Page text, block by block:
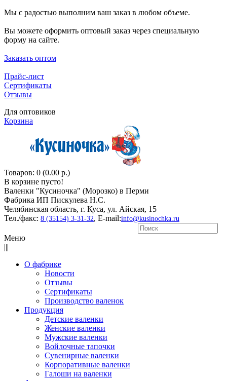
Мы с радостью выполним ваш заказ в любом объеме.
Вы можете оформить оптовый заказ через специальную
форму на сайте.
Заказать оптом
Прайс-лист
Сертификаты
Отзывы
Для оптовиков
Корзина
Товаров: 0 (0.00 р.)
В корзине пусто!
Валенки "Кусиночкa" (Морозко) в Перми
Фабрика ИП Пискулева Н.С.
Челябинская область, г. Куса, ул. Айская, 15
Тел./факс: 8 (35154) 3-31-32, E-mail:info@kusinochka.ru
Меню
|||
О фабрике
Новости
Отзывы
Сертификаты
Производство валенок
Продукция
Детские валенки
Женские валенки
Мужские валенки
Войлочные тапочки
Сувенирные валенки
Корпоративные валенки
Галоши на валенки